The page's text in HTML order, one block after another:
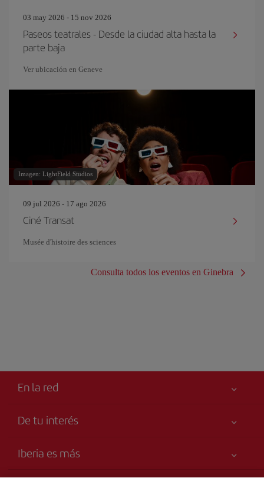
03 may 2026 - 15 nov 2026
Paseos teatrales - Desde la ciudad alta hasta la
parte baja
Ver ubicación en Geneve
Imagen: LightField Studios
09 jul 2026 - 17 ago 2026
Ciné Transat
Musée d'histoire des sciences
Consulta todos los eventos en Ginebra
En la red
De tu interés
Accesibilidad
Iberia es más